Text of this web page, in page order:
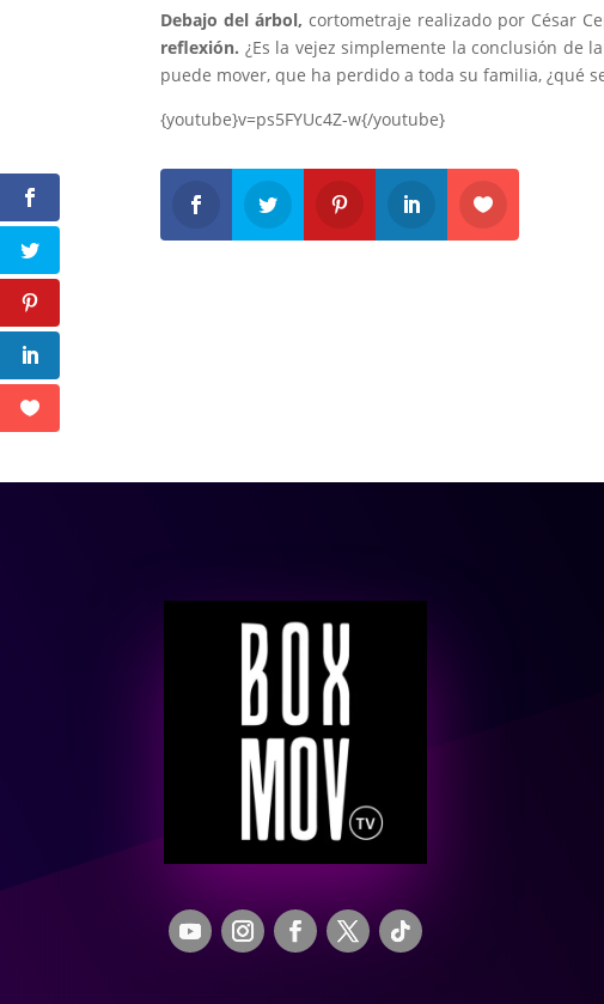
Debajo del árbol,cortometraje realizado por César
reflexión. ¿Es la vejez simplemente la conclusión de
puede mover, que ha perdido a toda su familia, ¿qué
{youtube}v=ps5FYUc4Z-w{/youtube}